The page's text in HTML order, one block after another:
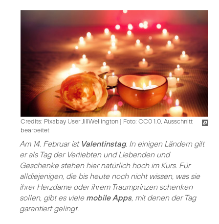
Credits: Pixabay User JillWellington | Foto: CC0 1.0, Ausschnitt
bearbeitet
Am 14. Februar ist Valentinstag. In einigen Ländern gilt
er als Tag der Verliebten und Liebenden und
Geschenke stehen hier natürlich hoch im Kurs. Für
alldiejenigen, die bis heute noch nicht wissen, was sie
ihrer Herzdame oder ihrem Traumprinzen schenken
sollen, gibt es viele mobile Apps, mit denen der Tag
garantiert gelingt.